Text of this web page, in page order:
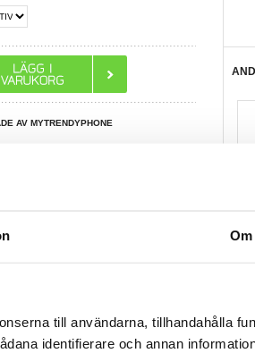
Om
till användarna, tillhandahålla
identifierare och annan
AV MYTRENDYPHONE
Samsung Galaxy S21 5G här!